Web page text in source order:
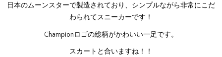
日本のムーンスターで製造されており、シンプルながら非常にこだ
わられてスニーカーです！
Championロゴの総柄がかわいい一足です。
スカートと合いますね！！